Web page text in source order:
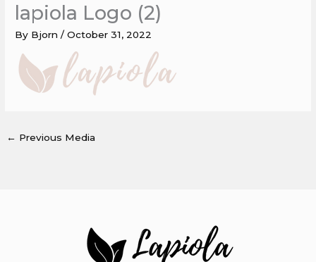
lapiola Logo (2)
By Bjorn/October 31, 2022
← Previous Media